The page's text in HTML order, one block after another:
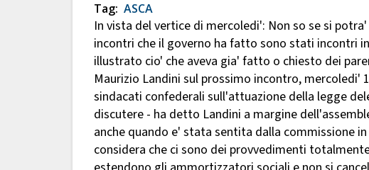
Tag: ASCA
In vista del vertice di mercoledi': Non so se si
incontri che il governo ha fatto sono stati incontri
illustrato cio' che aveva gia' fatto o chiesto dei
Maurizio Landini sul prossimo incontro,
sindacati confederali sull'attuazione della legge
discutere - ha detto Landini a margine
anche quando e' stata sentita dalla commissione
considera che ci sono dei provvedimenti